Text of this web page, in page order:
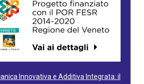
Innovativa e Additiva Integrata: il